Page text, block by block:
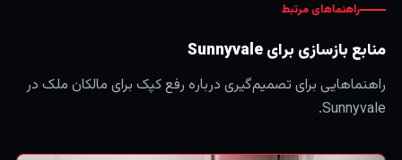
راهنماهای مرتبط
منابع بازسازی برای Sunnyvale
راهنماهایی برای تصمیم‌گیری درباره رفع کپک برای مالکان ملک در
Sunnyvale.